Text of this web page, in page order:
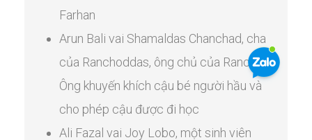
Farhan
Arun Bali vai Shamaldas Chanchad, cha
của Ranchoddas, ông chủ của Rancho.
Ông khuyến khích cậu bé người hầu và
cho phép cậu được đi học
Ali Fazal vai Joy Lobo, một sinh viên